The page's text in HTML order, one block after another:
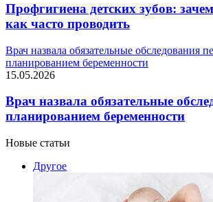
Профгигиена детских зубов:
как часто проводить
Врач назвала обязательные обследования
планированием беременности
15.05.2026
Врач назвала обязательные
планированием беременности
Новые статьи
Другое